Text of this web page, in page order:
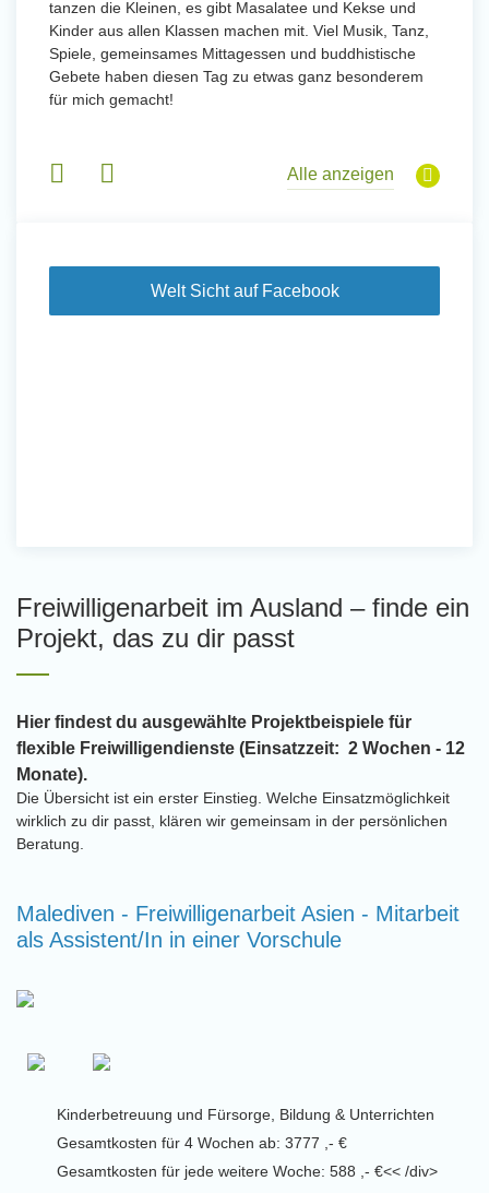
tanzen die Kleinen, es gibt Masalatee und Kekse und
Kinder aus allen Klassen machen mit. Viel Musik, Tanz,
Spiele, gemeinsames Mittagessen und buddhistische
Gebete haben diesen Tag zu etwas ganz besonderem
für mich gemacht!
Alle anzeigen
Welt Sicht auf Facebook
Freiwilligenarbeit im Ausland – finde ein
Projekt, das zu dir passt
Hier findest du ausgewählte Projektbeispiele für
flexible Freiwilligendienste (Einsatzzeit: 2 Wochen - 12
Monate).
Die Übersicht ist ein erster Einstieg. Welche Einsatzmöglichkeit
wirklich zu dir passt, klären wir gemeinsam in der persönlichen
Beratung.
Malediven - Freiwilligenarbeit Asien - Mitarbeit
als Assistent/In in einer Vorschule
Kinderbetreuung und Fürsorge, Bildung & Unterrichten
Gesamtkosten für 4 Wochen ab: 3777 ,- €
Gesamtkosten für jede weitere Woche: 588 ,- €<< /div>